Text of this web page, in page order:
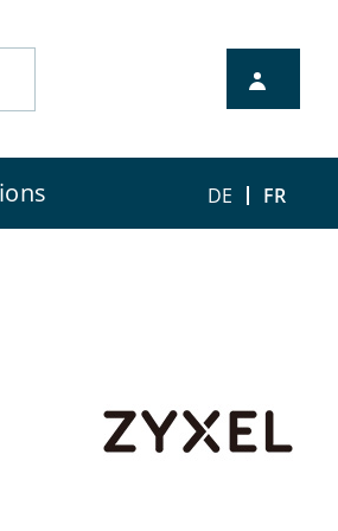
DE FR
la